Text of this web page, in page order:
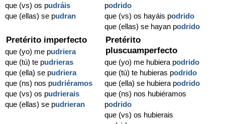
que (vs) os pudráis
que (ellas) se pudran
podrido
que (vs) os hayáis podrido
que (ellas) se hayan podrido
Pretérito imperfecto
que (yo) me pudriera
que (tú) te pudrieras
que (ella) se pudriera
que (ns) nos pudriéramos
que (vs) os pudrierais
que (ellas) se pudrieran
Pretérito
pluscuamperfecto
que (yo) me hubiera podrido
que (tú) te hubieras podrido
que (ella) se hubiera podrido
que (ns) nos hubiéramos
podrido
que (vs) os hubierais